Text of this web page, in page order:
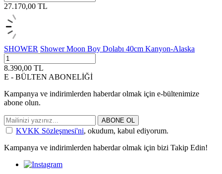
27.170,00 TL
SHOWER Shower Moon Boy Dolabı 40cm Kanyon-Alaska
8.390,00 TL
E - BÜLTEN ABONELİĞİ
Kampanya ve indirimlerden haberdar olmak için e-bültenimize
abone olun.
ABONE OL
KVKK Sözleşmesi'ni, okudum, kabul ediyorum.
Kampanya ve indirimlerden haberdar olmak için bizi Takip Edin!